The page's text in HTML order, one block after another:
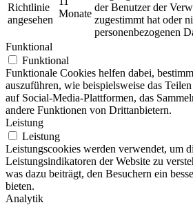
Richtlinie
angesehen
Monate
der Benutzer der
zugestimmt hat oder
personenbezogenen
Funktional
Funktional
Funktionale Cookies helfen dabei,
auszuführen, wie beispielsweise das
auf Social-Media-Plattformen, das
andere Funktionen von Drittanbietern.
Leistung
Leistung
Leistungscookies werden verwendet, um
Leistungsindikatoren der Website zu
was dazu beiträgt, den Besuchern ein
bieten.
Analytik